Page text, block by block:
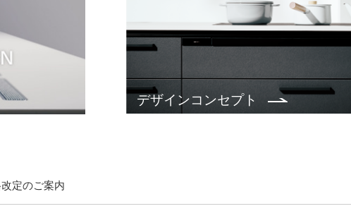
デザインコンセプト
定のご案内